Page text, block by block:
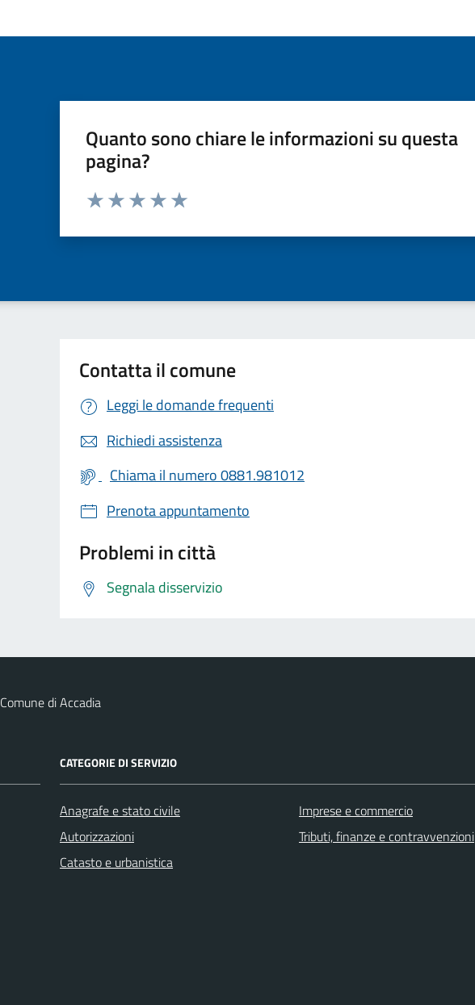
Quanto sono chiare le informazioni su questa
pagina?
Valuta da 1 a 5 stelle la pagina
Contatta il comune
Leggi le domande frequenti
Richiedi assistenza
Chiama il numero 0881.981012
Prenota appuntamento
Problemi in città
Segnala disservizio
Comune di Accadia
CATEGORIE DI SERVIZIO
Anagrafe e stato civile
Autorizzazioni
Catasto e urbanistica
Imprese e commercio
Tributi, finanze e contravvenzioni